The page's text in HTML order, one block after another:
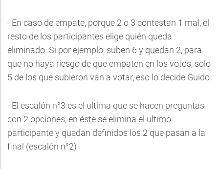
- En caso de empate, porque 2 o 3 contestan 1 mal, el
resto de los participantes elige quién queda
eliminado. Si por ejemplo, suben 6 y quedan 2, para
que no haya riesgo de que empaten en los votos, solo
5 de los que subieron van a votar, eso lo decide Guido.
- El escalón n°3 es el ultima que se hacen preguntas
con 2 opciones, en éste se elimina el ultimo
participante y quedan definidos los 2 que pasan a la
final (escalón n°2)